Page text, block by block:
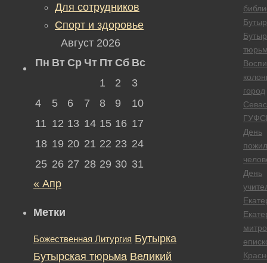
город
День
День
Для сотрудников
Спорт и здоровье
Август 2026
Пн Вт Ср Чт Пт Сб Вс
1
2
3
4
5 6 7 8 9
10
11 12 13 14 15 16 17
18 19 20 21 22 23 24
25 26 27 28 29 30 31
« Апр
Метки
Божественная Литургия Бутырка
Бутырская тюрьма Великий